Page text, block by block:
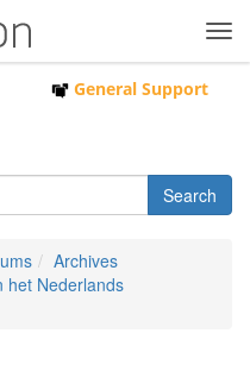
General Support
Archives
het Nederlands